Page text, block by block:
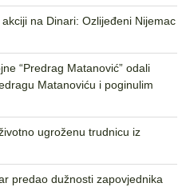
na Dinari: Ozlijeđeni Nijemac
“Predrag Matanović” odali
Matanoviću i poginulim
ugroženu trudnicu iz
predao dužnosti zapovjednika